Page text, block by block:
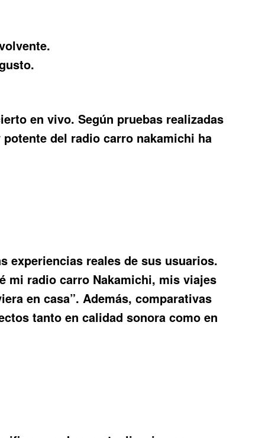
en vivo. Según pruebas realizadas
del radio carro nakamichi ha
experiencias reales de sus usuarios.
mi radio carro Nakamichi, mis viajes
en casa”. Además, comparativas
tanto en calidad sonora como en